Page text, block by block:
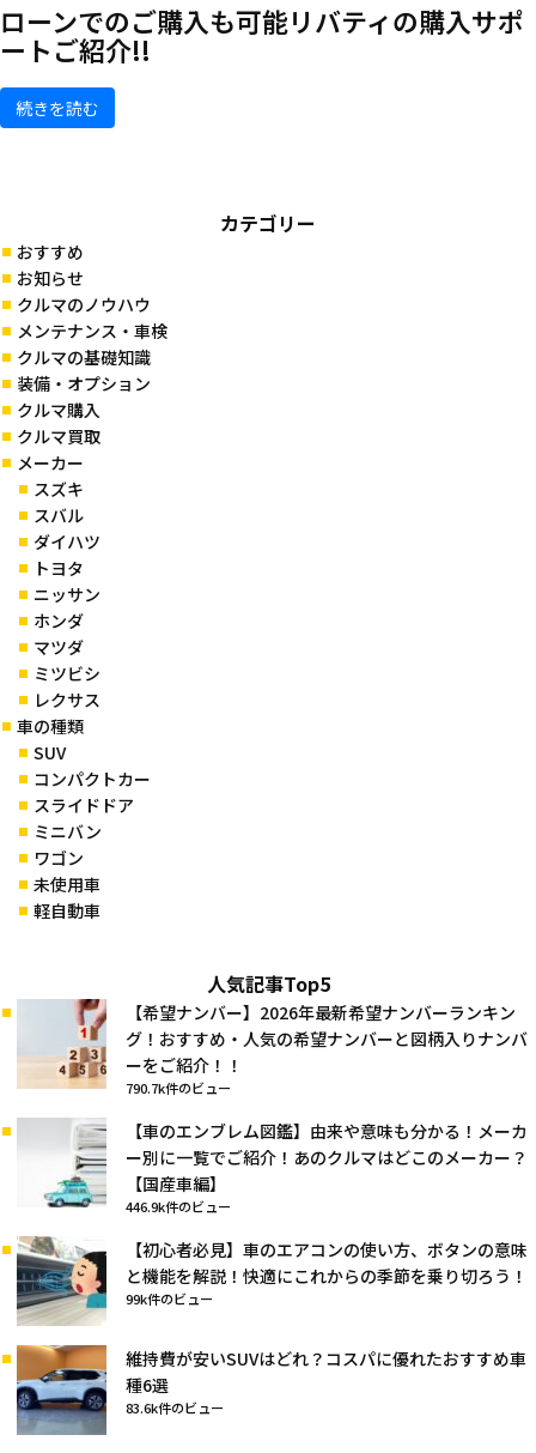
ローンでのご購入も可能リバティの購入サポ
ートご紹介!!
続きを読む
カテゴリー
おすすめ
お知らせ
クルマのノウハウ
メンテナンス・車検
クルマの基礎知識
装備・オプション
クルマ購入
クルマ買取
メーカー
スズキ
スバル
ダイハツ
トヨタ
ニッサン
ホンダ
マツダ
ミツビシ
レクサス
車の種類
SUV
コンパクトカー
スライドドア
ミニバン
ワゴン
未使用車
軽自動車
人気記事Top5
【希望ナンバー】2026年最新希望ナンバーランキン
グ！おすすめ・人気の希望ナンバーと図柄入りナンバ
ーをご紹介！！
790.7k件のビュー
【車のエンブレム図鑑】由来や意味も分かる！メーカ
ー別に一覧でご紹介！あのクルマはどこのメーカー？
【国産車編】
446.9k件のビュー
【初心者必見】車のエアコンの使い方、ボタンの意味
と機能を解説！快適にこれからの季節を乗り切ろう！
99k件のビュー
維持費が安いSUVはどれ？コスパに優れたおすすめ車
種6選
83.6k件のビュー